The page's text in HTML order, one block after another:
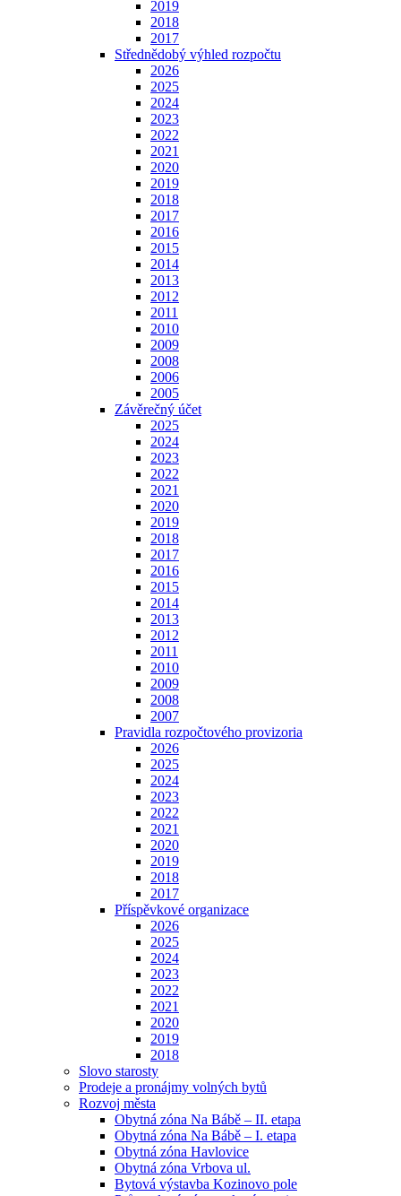
2019
2018
2017
Střednědobý výhled rozpočtu
2026
2025
2024
2023
2022
2021
2020
2019
2018
2017
2016
2015
2014
2013
2012
2011
2010
2009
2008
2006
2005
Závěrečný účet
2025
2024
2023
2022
2021
2020
2019
2018
2017
2016
2015
2014
2013
2012
2011
2010
2009
2008
2007
Pravidla rozpočtového provizoria
2026
2025
2024
2023
2022
2021
2020
2019
2018
2017
Příspěvkové organizace
2026
2025
2024
2023
2022
2021
2020
2019
2018
Slovo starosty
Prodeje a pronájmy volných bytů
Rozvoj města
Obytná zóna Na Bábě – II. etapa
Obytná zóna Na Bábě – I. etapa
Obytná zóna Havlovice
Obytná zóna Vrbova ul.
Bytová výstavba Kozinovo pole